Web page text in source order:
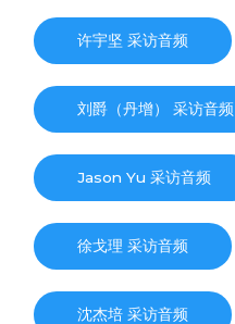
许宇坚 采访音频
刘爵（丹增） 采访音频
Jason Yu 采访音频
徐戈理 采访音频
沈杰培 采访音频